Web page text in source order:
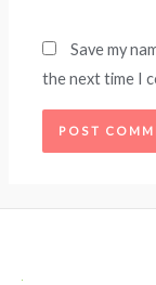
Save my
the next time I